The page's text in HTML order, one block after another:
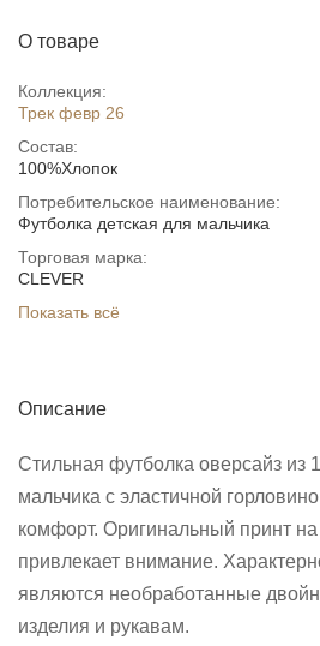
О товаре
Коллекция:
Трек февр 26
Состав:
100%Хлопок
Потребительское наименование:
Футболка детская для мальчика
Торговая марка:
CLEVER
Показать всё
Описание
Стильная футболка оверсайз из
мальчика с эластичной
комфорт. Оригинальный принт
привлекает внимание.
являются необработанные
изделия и рукавам.